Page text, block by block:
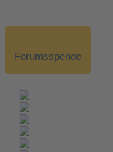
Forumsspende